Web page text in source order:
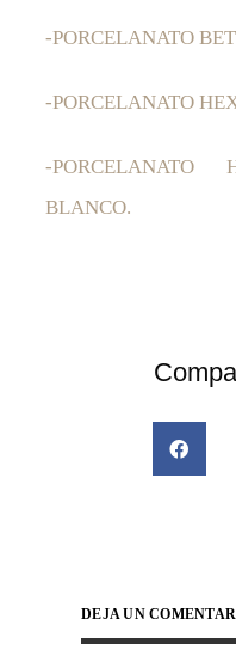
-PORCELANATO
-PORCELANATO
-
BLANCO.
DEJA UN